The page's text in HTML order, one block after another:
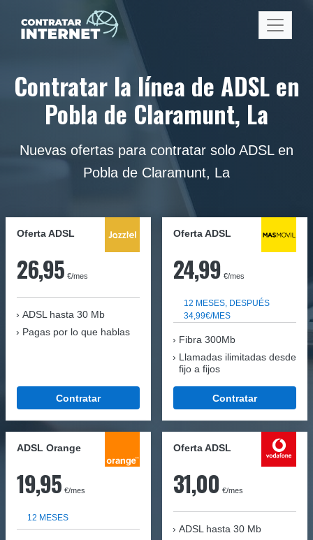
Contratar la línea de ADSL en
Pobla de Claramunt, La
Nuevas ofertas para contratar solo ADSL en
Pobla de Claramunt, La
Oferta ADSL
26,95 €/mes
ADSL hasta 30 Mb
Pagas por lo que hablas
Contratar
Oferta ADSL
24,99 €/mes
12 MESES, DESPUÉS
34,99€/MES
Fibra 300Mb
Llamadas ilimitadas desde
fijo a fijos
Contratar
ADSL Orange
19,95 €/mes
12 MESES
Oferta ADSL
31,00 €/mes
ADSL hasta 30 Mb